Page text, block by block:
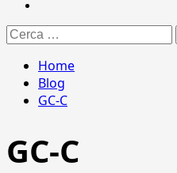
Ricerca
per:
Home
Blog
GC-C
GC-C